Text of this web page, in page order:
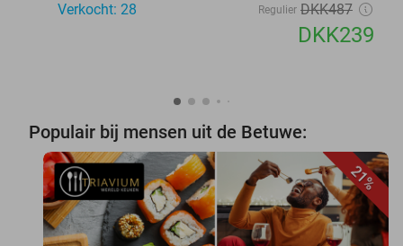
Verkocht: 28 Regulier DKK487
DKK239
Populair bij mensen uit de Betuwe:
21%